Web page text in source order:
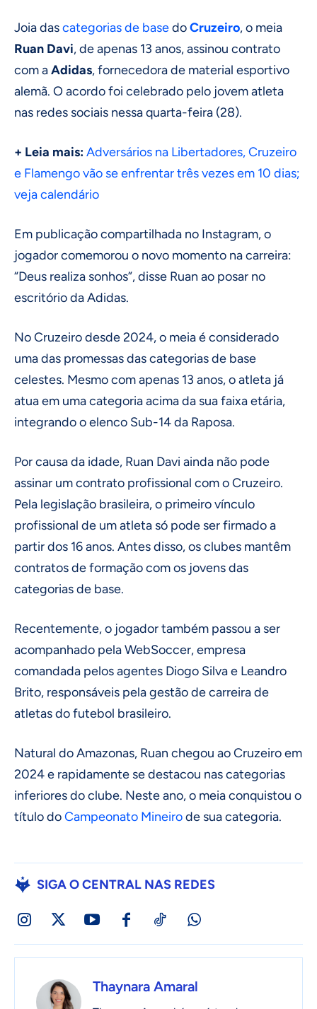
Joia dascategorias de basedoCruzeiro, o meia
Ruan Davi, de apenas 13 anos, assinou contrato
com aAdidas, fornecedora de material esportivo
alemã. O acordo foi celebrado pelo jovem atleta
nas redes sociais nessa quarta-feira (28).
+ Leia mais:Adversários na Libertadores, Cruzeiro
e Flamengo vão se enfrentar três vezes em 10 dias;
veja calendário
Em publicação compartilhada no Instagram, o
jogador comemorou o novo momento na carreira:
“Deus realiza sonhos”, disse Ruan ao posar no
escritório da Adidas.
No Cruzeiro desde 2024, o meia é considerado
uma das promessas das categorias de base
celestes. Mesmo com apenas 13 anos, o atleta já
atua em uma categoria acima da sua faixa etária,
integrando o elenco Sub-14 da Raposa.
Por causa da idade, Ruan Davi ainda não pode
assinar um contrato profissional com o Cruzeiro.
Pela legislação brasileira, o primeiro vínculo
profissional de um atleta só pode ser firmado a
partir dos 16 anos. Antes disso, os clubes mantêm
contratos de formação com os jovens das
categorias de base.
Recentemente, o jogador também passou a ser
acompanhado pela WebSoccer, empresa
comandada pelos agentes Diogo Silva e Leandro
Brito, responsáveis pela gestão de carreira de
atletas do futebol brasileiro.
Natural do Amazonas, Ruan chegou ao Cruzeiro em
2024 e rapidamente se destacou nas categorias
inferiores do clube. Neste ano, o meia conquistou o
título doCampeonato Mineirode sua categoria.
SIGA O CENTRAL NAS REDES
Thaynara Amaral